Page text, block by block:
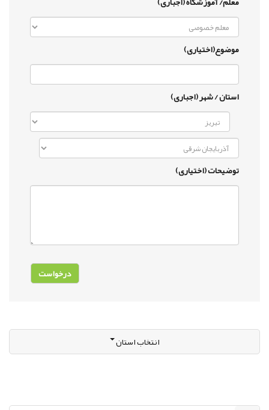
موضوع(اختیاری)
استان / شهر (اجباری)
توضیحات (اختیاری)
انتخاب استان